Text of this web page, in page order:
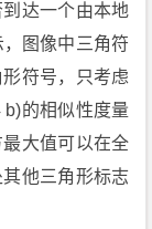
达一个由本地
图像中三角符
符号，只考虑
的相似性度量
大值可以在全
他三角形标志